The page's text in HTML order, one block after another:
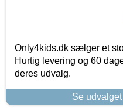
Only4kids.dk sælger et
Hurtig levering og 60
deres udvalg.
Se